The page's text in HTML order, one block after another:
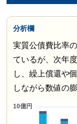
分析欄
実質公債費比率
ているが、次年
し、繰上償還や
しながら数値の